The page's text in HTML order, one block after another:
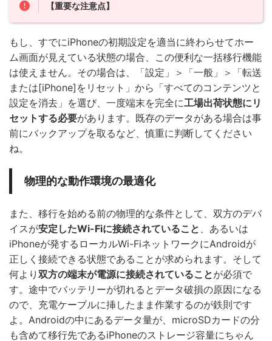
【重要な注意点】
もし、すでにiPhoneの初期設定を適当に終わらせてホー
ム画面が見えている状態の場合、この便利な一括移行機能
は使えません。その場合は、「設定」＞「一般」＞「転送
または[iPhone]をリセット」から「すべてのコンテンツと
設定を消去」を選び、一度端末を完全に工場出荷状態にリ
セットする必要があります。既存のデータがある場合は事
前にバックアップを取るなど、慎重に判断してください
ね。
物理的な動作環境の最適化
また、移行を始める前の物理的な条件として、双方のデバ
イスが安定したWi-Fiに接続されていること 、あるいは
iPhoneが発するローカルWi-FiネットワークにAndroidが
正しく接続できる状態であることが求められます。そして
何より 双方の端末が電源に接続されていることが必須で
す。途中でバッテリーが切れるとデータ破損の原因になる
ので、充電ケーブルに挿したまま作業するのが鉄則です
よ。Androidの中にあるデータ量が、microSDカードの分
も含めて移行先であるiPhoneのストレージ容量にちゃん